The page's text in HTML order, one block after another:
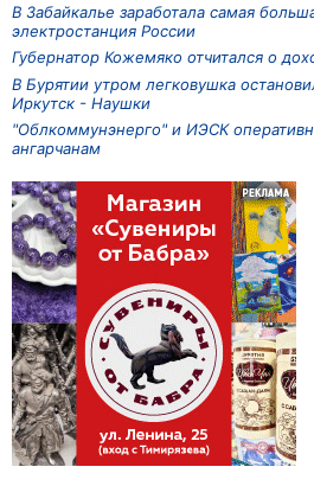
В Забайкалье заработала самая
электростанция России
Губернатор Кожемяко отчитался о
В Бурятии утром легковушка
Иркутск - Наушки
"Облкоммунэнерго" и ИЭСК
ангарчанам